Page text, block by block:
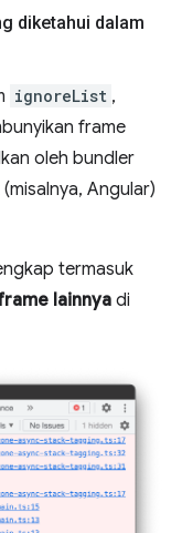
diketahui dalam
ignoreList ,
frame
oleh bundler
Angular)
termasuk
lainnya di